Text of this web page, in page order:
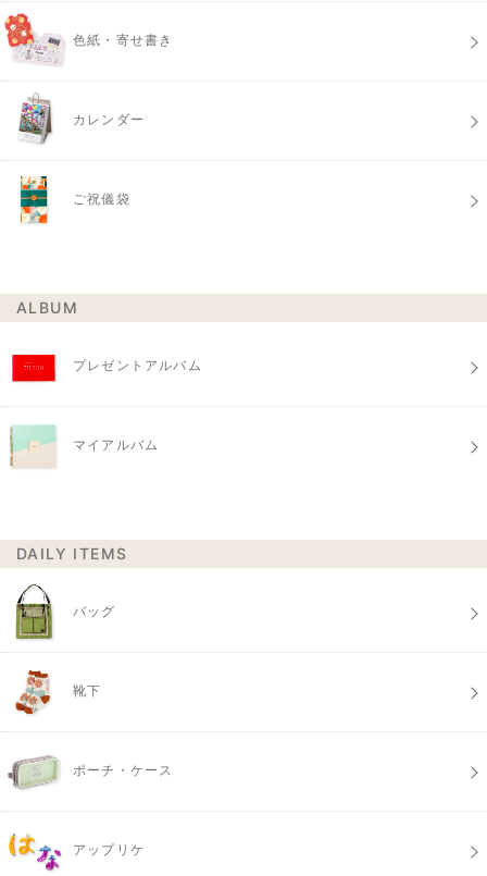
色紙・寄せ書き
カレンダー
ご祝儀袋
ALBUM
プレゼントアルバム
マイアルバム
DAILY ITEMS
バッグ
靴下
ポーチ・ケース
アップリケ